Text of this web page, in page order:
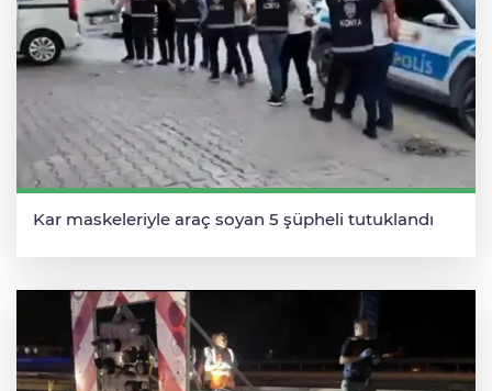
Kar maskeleriyle araç soyan 5 şüpheli tutuklandı